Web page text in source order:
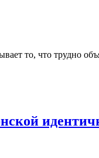
то, что трудно